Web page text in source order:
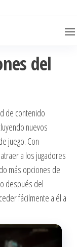
del
de contenido
nuevos
juego. Con
a los jugadores
más opciones de
después del
fácilmente a él a